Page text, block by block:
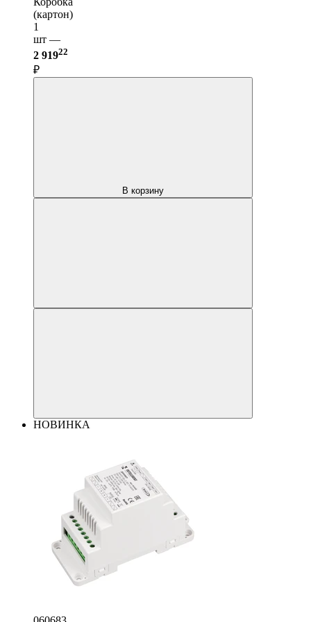
(картон)
1
шт —
2 91922
₽
В корзину
НОВИНКА